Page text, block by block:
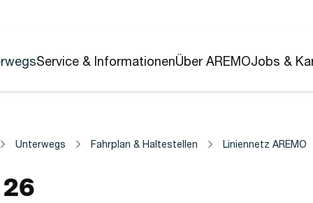
Service & InformationenÜber AREMOJobs &
Unterwegs Fahrplan & Haltestellen Liniennetz AREMO
26